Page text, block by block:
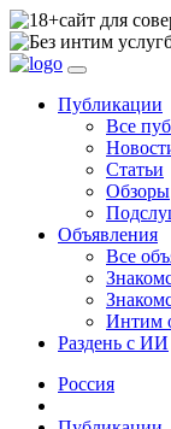
сайт для
Публикации
Все
Статьи
Обзоры
Объявления
Все
Интим
Раздень с ИИ
Россия